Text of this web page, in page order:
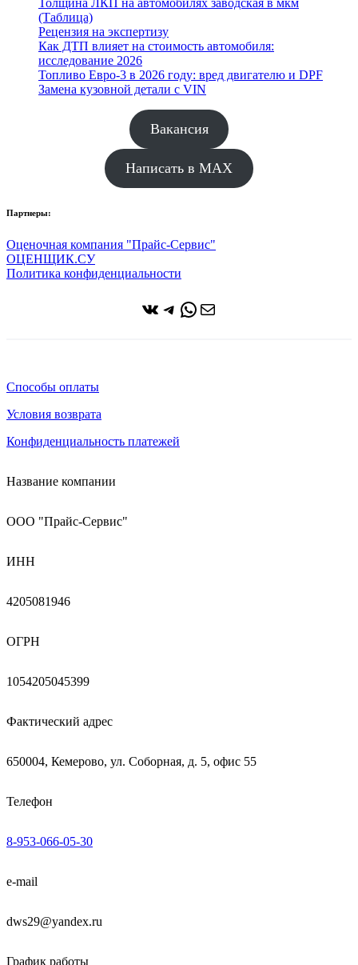
(Таблица)
Рецензия на экспертизу
Как ДТП влияет на стоимость автомобиля:
исследование 2026
Топливо Евро-3 в 2026 году: вред двигателю и DPF
Замена кузовной детали с VIN
Вакансия
Написать в MAX
Партнеры:
Оценочная компания "Прайс-Сервис"
ОЦЕНЩИК.СУ
Политика конфиденциальности
ВКонтакте
Telegram
WhatsApp
Почта
Способы оплаты
Условия возврата
Конфиденциальность платежей
Название компании
ООО "Прайс-Сервис"
ИНН
4205081946
ОГРН
1054205045399
Фактический адрес
650004, Кемерово, ул. Соборная, д. 5, офис 55
Телефон
8-953-066-05-30
e-mail
dws29@yandex.ru
График работы